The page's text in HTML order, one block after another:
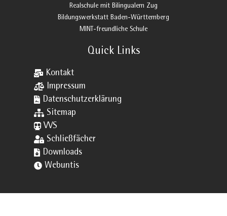
Realschule mit Bilingualem Zug
Bildungswerkstatt Baden-Württemberg
MINT-freundliche Schule
Quick Links
 Kontakt
 Impressum
 Datenschutzerklärung
 Sitemap
 VVS
 Schließfächer
 Downloads
 Webuntis